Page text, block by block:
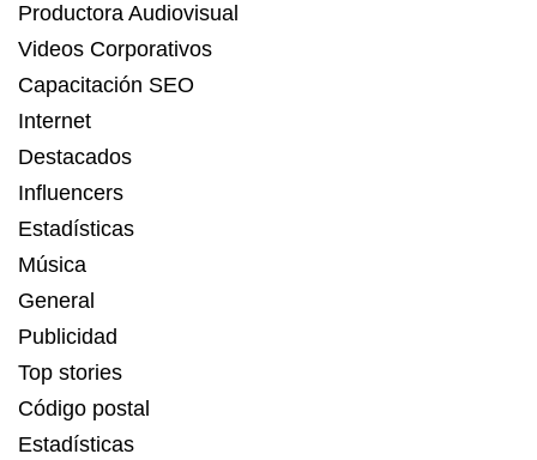
Productora Audiovisual
Videos Corporativos
Capacitación SEO
Internet
Destacados
Influencers
Estadísticas
Música
General
Publicidad
Top stories
Código postal
Estadísticas